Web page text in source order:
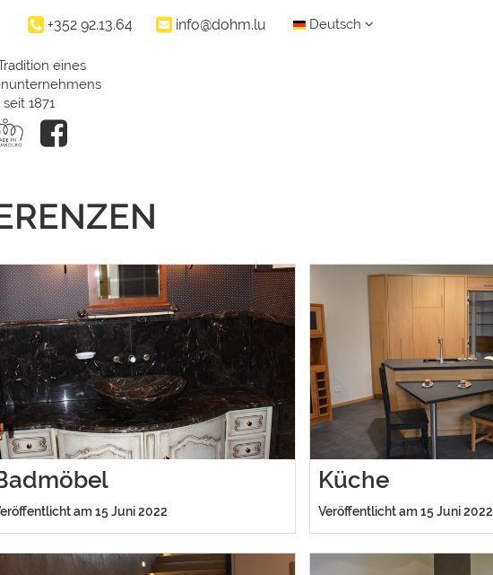
+352 92.13.64 info@dohm.lu Deutsch
eines
seit 1871
am 15 Juni 2022
Küche
Veröffentlicht am 15 Juni 2022